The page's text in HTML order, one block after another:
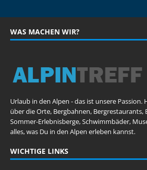
WAS MACHEN WIR?
Urlaub in den Alpen - das ist unsere Passion.
über die Orte, Bergbahnen, Bergrestaurants,
Sommer-Erlebnisberge, Schwimmbäder,
alles, was Du in den Alpen erleben kannst.
WICHTIGE LINKS